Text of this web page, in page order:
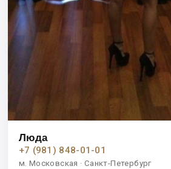
Люда
+7 (981) 848-01-01
м. Московская · Санкт-Петербург